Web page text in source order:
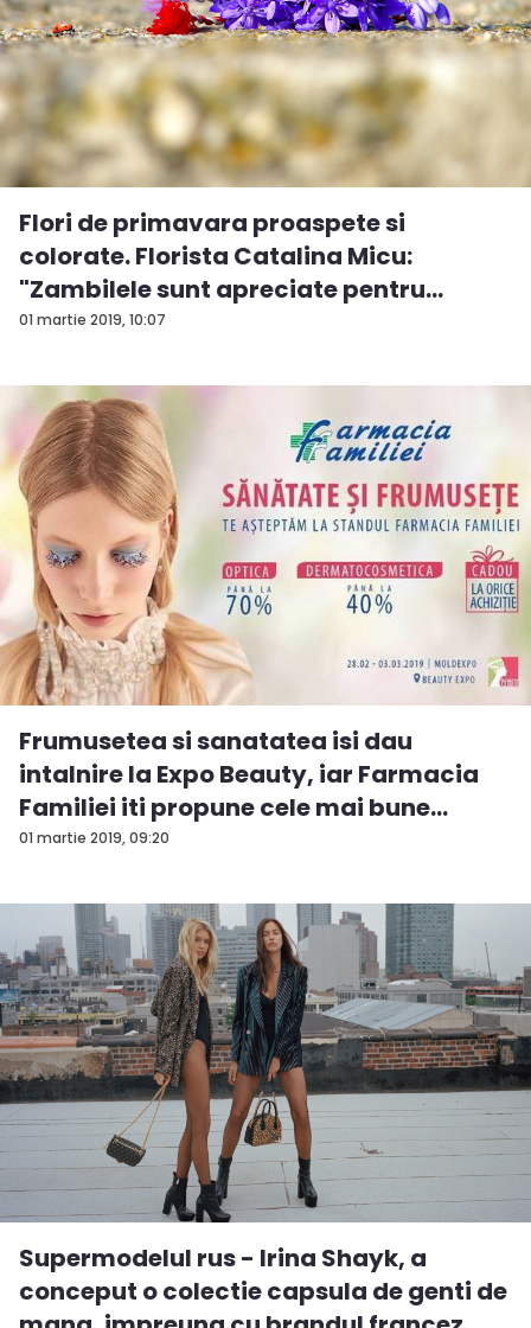
01 martie 2019, 10:07
Flori de primavara proaspete si
colorate. Florista Catalina Micu:
"Zambilele sunt apreciate pentru
parfu...
01 martie 2019, 09:20
Frumusetea si sanatatea isi dau
intalnire la Expo Beauty, iar Farmacia
Familiei iti propune cele mai bune
produ...
Supermodelul rus - Irina Shayk, a
conceput o colectie capsula de genti de